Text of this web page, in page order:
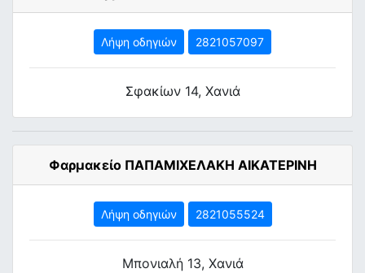
Λήψη οδηγιών 2821057097
Σφακίων 14, Χανιά
Φαρμακείο ΠΑΠΑΜΙΧΕΛΑΚΗ ΑΙΚΑΤΕΡΙΝΗ
Λήψη οδηγιών 2821055524
Μπονιαλή 13, Χανιά